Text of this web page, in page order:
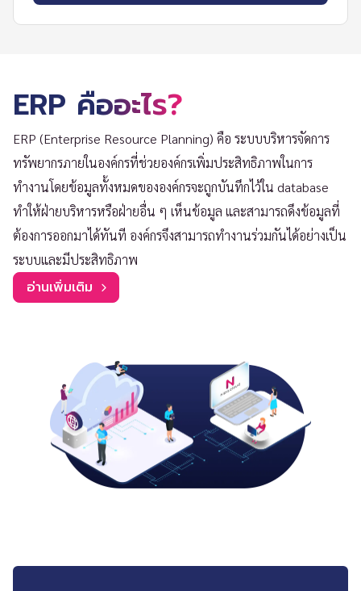
ERP คืออะไร?
ERP (Enterprise Resource Planning) คือ ระบบบริหารจัดการ
ทรัพยากรภายในองค์กรที่ช่วยองค์กรเพิ่มประสิทธิภาพในการ
ทำงานโดยข้อมูลทั้งหมดขององค์กรจะถูกบันทึกไว้ใน database
ทำให้ฝ่ายบริหารหรือฝ่ายอื่น ๆ เห็นข้อมูล และสามารถดึงข้อมูลที่
ต้องการออกมาได้ทันที องค์กรจึงสามารถทำงานร่วมกันได้อย่างเป็น
ระบบและมีประสิทธิภาพ
อ่านเพิ่มเติม